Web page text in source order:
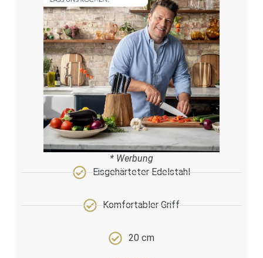
* Werbung
Eisgehärteter Edelstahl
Komfortabler Griff
20 cm